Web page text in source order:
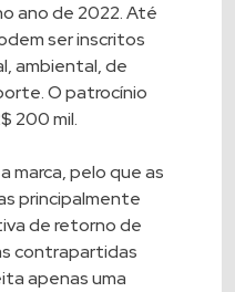
ano de 2022. Até
ser inscritos
ambiental, de
O patrocínio
200 mil.
marca, pelo que as
principalmente
de retorno de
contrapartidas
apenas uma